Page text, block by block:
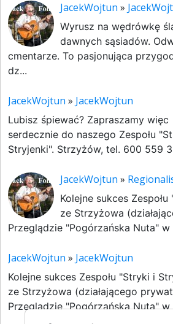
JacekWojtun »
Wyrusz na wędrówkę
dawnych sąsiadów.
cmentarze. To pasjonująca
dz...
JacekWojtun » JacekWojtun
Lubisz śpiewać? Zapraszamy więc
serdecznie do naszego Zespołu
Stryjenki". Strzyżów, tel. 600 559
JacekWojtun »
Kolejne sukces
ze Strzyżowa
Przeglądzie "Pogórzańska Nuta"
JacekWojtun » JacekWojtun
Kolejne sukces Zespołu "Stryki i
ze Strzyżowa (działającego
Przeglądzie "Pogórzańska Nuta"